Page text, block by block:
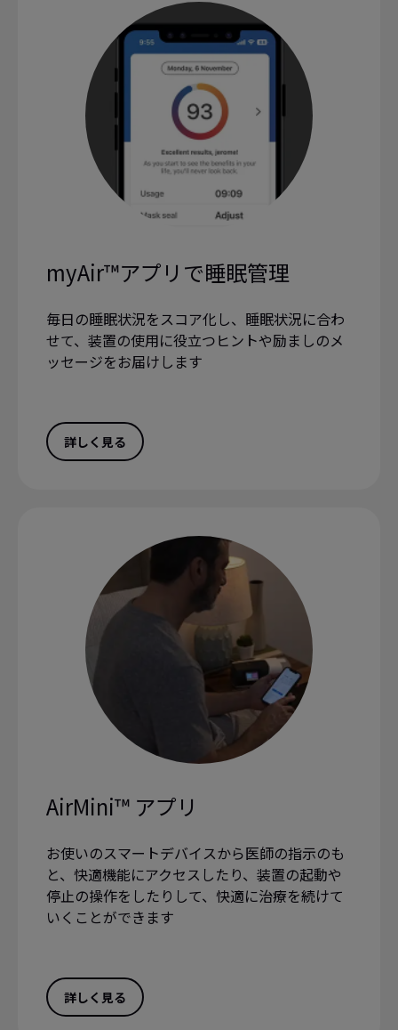
myAir™アプリで睡眠管理
毎日の睡眠状況をスコア化し、睡眠状況に合わ
せて、装置の使用に役立つヒントや励ましのメ
ッセージをお届けします
詳しく見る
AirMini™ アプリ
お使いのスマートデバイスから医師の指示のも
と、快適機能にアクセスしたり、装置の起動や
停止の操作をしたりして、快適に治療を続けて
いくことができます
詳しく見る